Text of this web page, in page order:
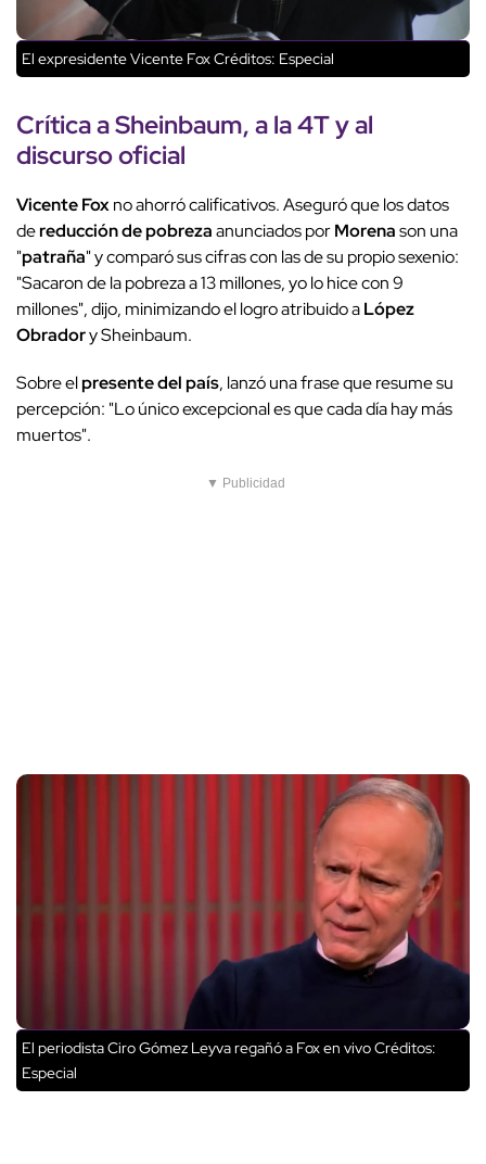
El expresidente Vicente FoxCréditos: Especial
Crítica a Sheinbaum, a la 4T y al
discurso oficial
Vicente Foxno ahorró calificativos. Aseguró que los datos
dereducción de pobrezaanunciados porMorenason una
"patraña" y comparó sus cifras con las de su propio sexenio:
"Sacaron de la pobreza a 13 millones, yo lo hice con 9
millones", dijo, minimizando el logro atribuido aLópez
Obradory Sheinbaum.
Sobre elpresente del país, lanzó una frase que resume su
percepción: "Lo único excepcional es que cada día hay más
muertos".
▼ Publicidad
El periodista Ciro Gómez Leyva regañó a Fox en vivoCréditos:
Especial